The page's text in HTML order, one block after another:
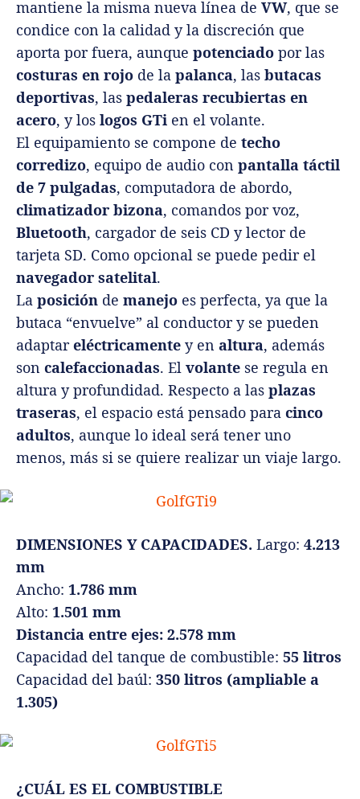
mantiene la misma nueva línea de VW, que se
condice con la calidad y la discreción que
aporta por fuera, aunque potenciado por las
costuras en rojo de la palanca, las butacas
deportivas, las pedaleras recubiertas en
acero, y los logos GTi en el volante.
El equipamiento se compone de techo
corredizo, equipo de audio con pantalla táctil
de 7 pulgadas, computadora de abordo,
climatizador bizona, comandos por voz,
Bluetooth, cargador de seis CD y lector de
tarjeta SD. Como opcional se puede pedir el
navegador satelital.
La posición de manejo es perfecta, ya que la
butaca “envuelve” al conductor y se pueden
adaptareléctricamente y en altura, además
son calefaccionadas. El volante se regula en
altura y profundidad. Respecto a las plazas
traseras, el espacio está pensado para cinco
adultos, aunque lo ideal será tener uno
menos, más si se quiere realizar un viaje largo.
DIMENSIONES Y CAPACIDADES. Largo: 4.213
mm
Ancho: 1.786 mm
Alto: 1.501 mm
Distancia entre ejes: 2.578 mm
Capacidad del tanque de combustible: 55 litros
Capacidad del baúl: 350 litros (ampliable a
1.305)
¿CUÁL ES EL COMBUSTIBLE